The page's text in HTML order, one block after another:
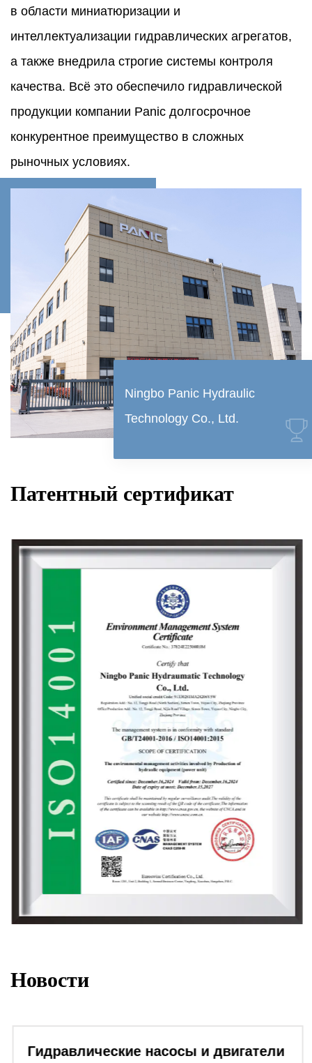
в области миниатюризации и
интеллектуализации гидравлических агрегатов,
а также внедрила строгие системы контроля
качества. Всё это обеспечило гидравлической
продукции компании Panic долгосрочное
конкурентное преимущество в сложных
рыночных условиях.
Ningbo Panic Hydraulic
Technology Co., Ltd.
Патентный сертификат
Новости
Гидравлические насосы и двигатели